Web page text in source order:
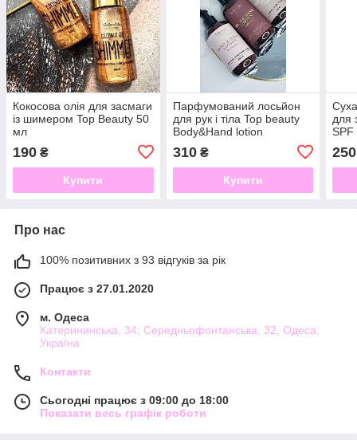
Кокосова олія для засмаги
із шимером Top Beauty 50
мл
190 ₴
Купити
Парфумований лосьйон
для рук і тіла Top beauty
Body&Hand lotion
310₴
Купити
для
SPF
250
Про нас
100% позитивних з 93 відгуків за рік
Працює з 27.01.2020
м. Одеса
Катерининська, 34; Середньофонтанська, 32, Одеса,
Україна
Контакти
Сьогодні працює з 09:00 до 18:00
Показати весь графік роботи